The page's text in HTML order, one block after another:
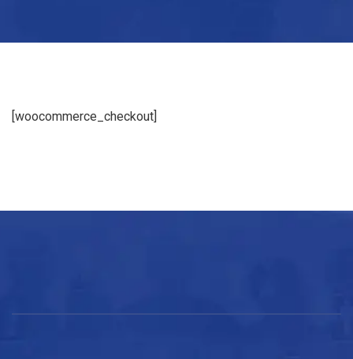
[woocommerce_checkout]